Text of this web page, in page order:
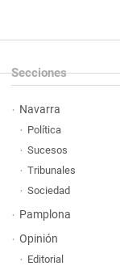
Secciones
Navarra
Política
Sucesos
Tribunales
Sociedad
Pamplona
Opinión
Editorial